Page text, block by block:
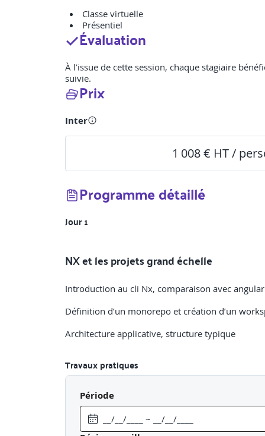
Classe virtuelle
Présentiel
Évaluation
À l’issue de cette session, chaque stagiaire
suivie.
Prix
Inter
1 008 € HT /
Programme détaillé
Jour 1
NX et les projets grand échelle
Introduction au cli Nx, comparaison avec
Définition d’un monorepo et création d’un
Architecture applicative, structure typique
Travaux pratiques
Objectif: Comprendre l’intérêt d’un monorepo et
Description
: Création d’un workspace avec Nx,
Période